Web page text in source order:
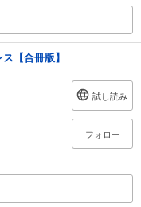
【合冊版】
試し読み
フォロー